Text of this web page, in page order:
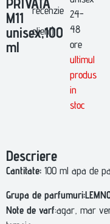
M11
unisex,100
ml
pe baza
singure
evaluări
recenzie
client)
24-
48
ore
ultimul
produs
in
stoc
Descriere
Cantitate: 100 ml apa de
Grupa de
Note de varf:agar, mar